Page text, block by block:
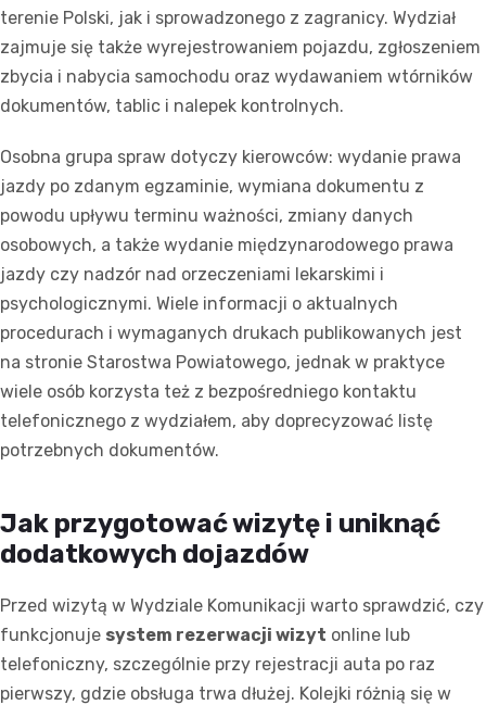
terenie Polski, jak i sprowadzonego z zagranicy. Wydział
zajmuje się także wyrejestrowaniem pojazdu, zgłoszeniem
zbycia i nabycia samochodu oraz wydawaniem wtórników
dokumentów, tablic i nalepek kontrolnych.
Osobna grupa spraw dotyczy kierowców: wydanie prawa
jazdy po zdanym egzaminie, wymiana dokumentu z
powodu upływu terminu ważności, zmiany danych
osobowych, a także wydanie międzynarodowego prawa
jazdy czy nadzór nad orzeczeniami lekarskimi i
psychologicznymi. Wiele informacji o aktualnych
procedurach i wymaganych drukach publikowanych jest
na stronie Starostwa Powiatowego, jednak w praktyce
wiele osób korzysta też z bezpośredniego kontaktu
telefonicznego z wydziałem, aby doprecyzować listę
potrzebnych dokumentów.
Jak przygotować wizytę i uniknąć
dodatkowych dojazdów
Przed wizytą w Wydziale Komunikacji warto sprawdzić, czy
funkcjonuje system rezerwacji wizyt online lub
telefoniczny, szczególnie przy rejestracji auta po raz
pierwszy, gdzie obsługa trwa dłużej. Kolejki różnią się w